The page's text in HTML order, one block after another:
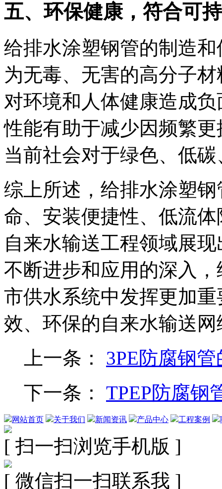
五、环保健康，符合可
给排水涂塑钢管的制造
为无毒、无害的高分子
对环境和人体健康造成
性能有助于减少因频繁
当前社会对于绿色、低
综上所述，给排水涂塑
命、安装便捷性、低流
自来水输送工程领域展
不断进步和应用的深入
市供水系统中发挥更加
效、环保的自来水输送
上一条： 3PE防腐钢
下一条： TPEP防腐钢
网站首页 关于我们 新闻资讯 产品中心 工程案例
[ 扫一扫浏览手机版 ]
[ 微信扫一扫联系我 ]